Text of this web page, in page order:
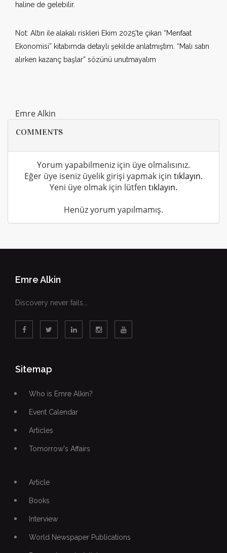
haline de gelebilir.
Not: Altın ile alakalı riskleri Ekim 2025'te çıkan “Menfaat
Ekonomisi” kitabımda detaylı şekilde anlatmıştım. “Malı satın
alırken kazanç başlar” sözünü unutmayalım
Emre Alkin
COMMENTS
Yorum yapabilmeniz için üye olmalısınız.
Eğer üye iseniz üyelik girişi yapmak için tıklayın.
Yeni üye olmak için lütfen tıklayın.
Henüz yorum yapılmamış.
Emre Alkin
Discovery never fails...
Sitemap
Who is Emre Alkin?
Event Calendar
Articles
Tomorrow's Affairs
Article
Books
Interview
World Newspaper Publications